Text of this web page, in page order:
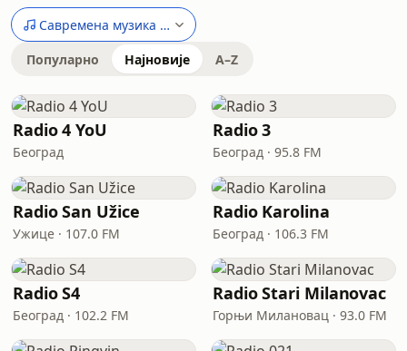
Савремена музика за одрасле
Популарно Најновије A–Z
Radio 4 YoU
Београд
Radio 3
Београд · 95.8 FM
Radio San Užice
Ужице · 107.0 FM
Radio Karolina
Београд · 106.3 FM
Radio S4
Београд · 102.2 FM
Radio Stari Milanovac
Горњи Милановац · 93.0 FM